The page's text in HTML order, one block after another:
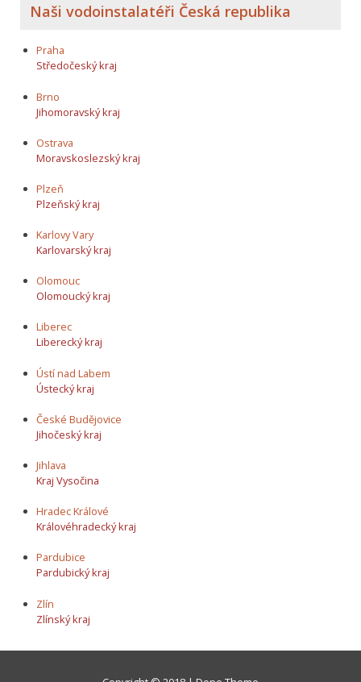
Naši vodoinstalatéři Česká republika
Praha
Středočeský kraj
Brno
Jihomoravský kraj
Ostrava
Moravskoslezský kraj
Plzeň
Plzeňský kraj
Karlovy Vary
Karlovarský kraj
Olomouc
Olomoucký kraj
Liberec
Liberecký kraj
Ústí nad Labem
Ústecký kraj
České Budějovice
Jihočeský kraj
Jihlava
Kraj Vysočina
Hradec Králové
Královéhradecký kraj
Pardubice
Pardubický kraj
Zlín
Zlínský kraj